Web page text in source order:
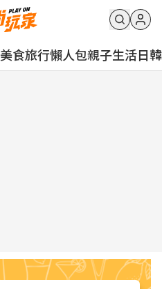
美食旅行懶人包親子生活日韓